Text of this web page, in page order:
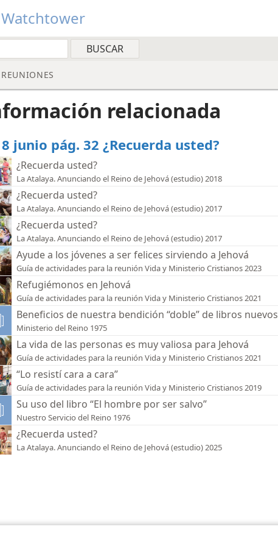
Watchtower
REUNIONES
relacionada
junio pág. 32 ¿Recuerda usted?
¿Recuerda usted?
La Atalaya. Anunciando el Reino de Jehová (estudio) 2018
¿Recuerda usted?
La Atalaya. Anunciando el Reino de Jehová (estudio) 2017
¿Recuerda usted?
La Atalaya. Anunciando el Reino de Jehová (estudio) 2017
Ayude a los jóvenes a ser felices sirviendo a Jehová
Guía de actividades para la reunión Vida y Ministerio Cristianos 2023
Refugiémonos en Jehová
Guía de actividades para la reunión Vida y Ministerio Cristianos 2021
Beneficios de nuestra bendición “doble” de libros nuevos
Ministerio del Reino 1975
La vida de las personas es muy valiosa para Jehová
Guía de actividades para la reunión Vida y Ministerio Cristianos 2021
“Lo resistí cara a cara”
Guía de actividades para la reunión Vida y Ministerio Cristianos 2019
Su uso del libro “El hombre por ser salvo”
Nuestro Servicio del Reino 1976
¿Recuerda usted?
La Atalaya. Anunciando el Reino de Jehová (estudio) 2025